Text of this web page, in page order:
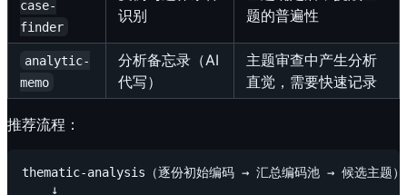
case-
finder
识别
题的普遍性
analytic-
memo
分析备忘录（AI
代写）
主题审查中产生分析
直觉，需要快速记录
推荐流程：
thematic-analysis（逐份初始编码 → 汇总编码池 → 候选主题）
    ↓